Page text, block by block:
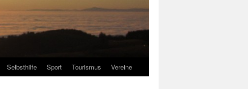
Selbsthilfe Sport Tourismus Vereine